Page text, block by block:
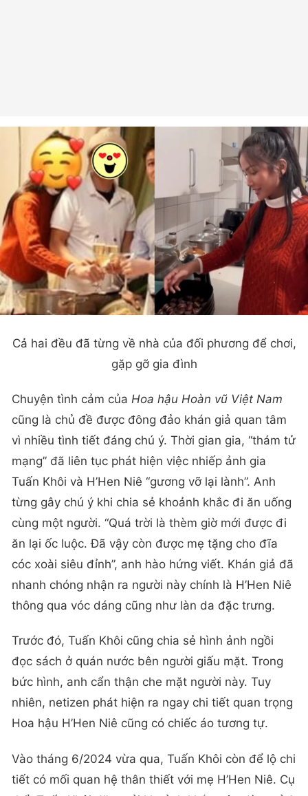
Cả hai đều đã từng về nhà của đối phương để chơi,
gặp gỡ gia đình
Chuyện tình cảm của Hoa hậu Hoàn vũ Việt Nam
cũng là chủ đề được đông đảo khán giả quan tâm
vì nhiều tình tiết đáng chú ý. Thời gian gia, “thám tử
mạng” đã liên tục phát hiện việc nhiếp ảnh gia
Tuấn Khôi và H’Hen Niê “gương vỡ lại lành”. Anh
từng gây chú ý khi chia sẻ khoảnh khắc đi ăn uống
cùng một người. “Quá trời là thèm giờ mới được đi
ăn lại ốc luộc. Đã vậy còn được mẹ tặng cho đĩa
cóc xoài siêu đỉnh”, anh hào hứng viết. Khán giả đã
nhanh chóng nhận ra người này chính là H’Hen Niê
thông qua vóc dáng cũng như làn da đặc trưng.
Trước đó, Tuấn Khôi cũng chia sẻ hình ảnh ngồi
đọc sách ở quán nước bên người giấu mặt. Trong
bức hình, anh cẩn thận che mặt người này. Tuy
nhiên, netizen phát hiện ra ngay chi tiết quan trọng
Hoa hậu H’Hen Niê cũng có chiếc áo tương tự.
Vào tháng 6/2024 vừa qua, Tuấn Khôi còn để lộ chi
tiết có mối quan hệ thân thiết với mẹ H’Hen Niê. Cụ